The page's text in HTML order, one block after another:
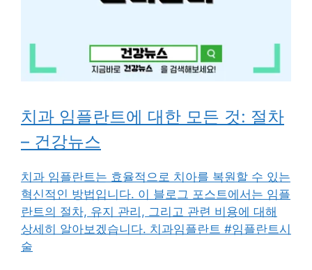
치과 임플란트에 대한 모든 것: 절차
– 건강뉴스
치과 임플란트는 효율적으로 치아를 복원할 수 있는
혁신적인 방법입니다. 이 블로그 포스트에서는 임플
란트의 절차, 유지 관리, 그리고 관련 비용에 대해
상세히 알아보겠습니다. 치과임플란트 #임플란트시
술